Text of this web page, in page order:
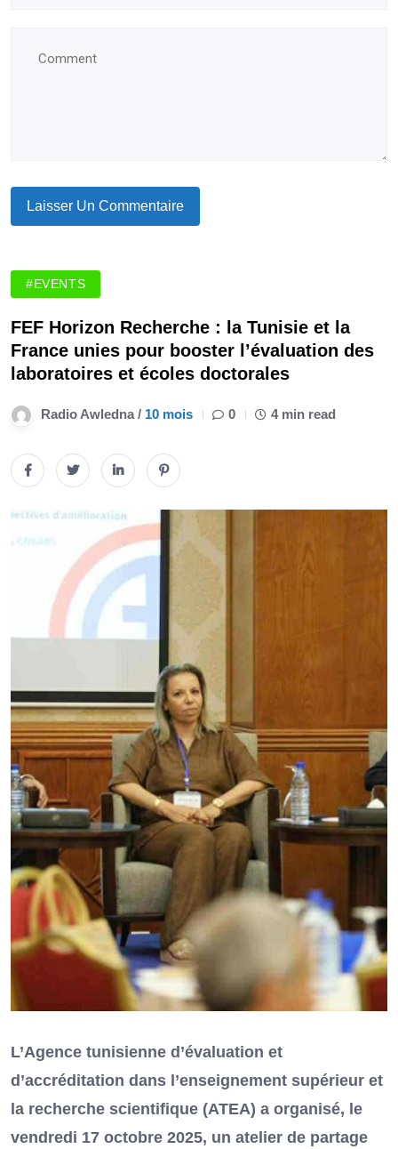
#EVENTS
FEF Horizon Recherche : la Tunisie et la
France unies pour booster l’évaluation des
laboratoires et écoles doctorales
Radio Awledna / 10 mois 0 4 min read
L’Agence tunisienne d’évaluation et
d’accréditation dans l’enseignement supérieur et
la recherche scientifique (ATEA) a organisé, le
vendredi 17 octobre 2025, un atelier de partage